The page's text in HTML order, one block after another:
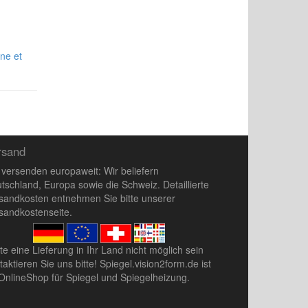
et
europaweit: Wir beliefern
Europa sowie die Schweiz. Detaillierte
entnehmen Sie bitte unserer
.
eine Lieferung in Ihr Land nicht möglich sein
Sie uns bitte! Spiegel.vision2form.de ist
für Spiegel und Spiegelheizung.